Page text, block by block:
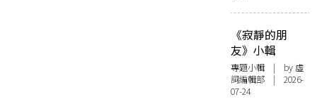
《寂靜的朋
友》小輯
專題小輯 | by 虛
詞編輯部 | 2026-
07-24